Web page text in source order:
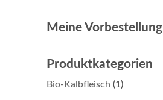
Meine Vorbestellung
Produktkategorien
Bio-Kalbfleisch (1)